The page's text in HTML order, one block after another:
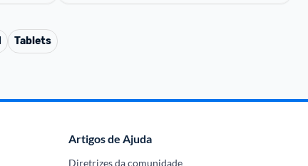
Tablets
Artigos de Ajuda
Diretrizes da comunidade